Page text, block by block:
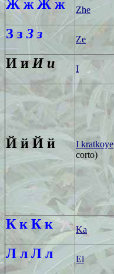
Ж ж Ж ж Zhe
З з З з Ze
И иИ и I
Й йЙ й I kratkoye
corto)
К кК к Ka
Л л Л л El